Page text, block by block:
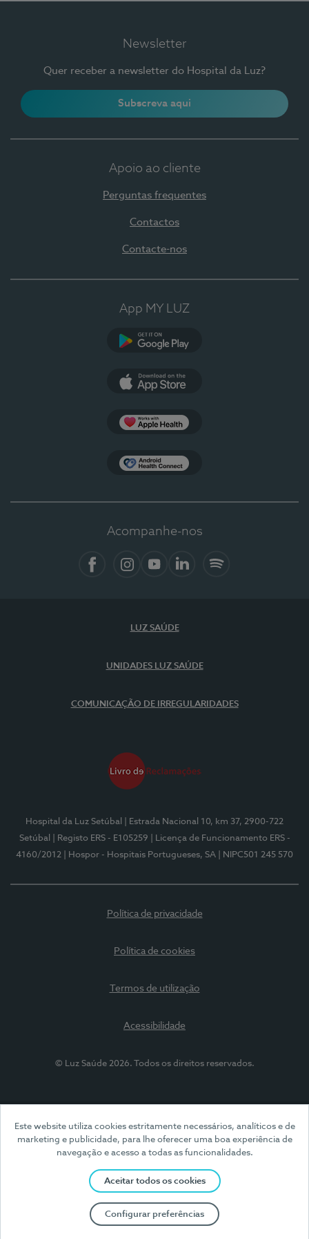
Este website utiliza cookies estritamente necessários, analíticos e de
marketing e publicidade, para lhe oferecer uma boa experiência de
navegação e acesso a todas as funcionalidades.
Aceitar todos os cookies
Configurar preferências
Newsletter
Quer receber a newsletter do Hospital da Luz?
Subscreva aqui
Apoio ao cliente
Perguntas frequentes
Contactos
Contacte-nos
App MY LUZ
Acompanhe-nos
LUZ SAÚDE
UNIDADES LUZ SAÚDE
COMUNICAÇÃO DE IRREGULARIDADES
Hospital da Luz Setúbal
| Estrada Nacional 10, km 37, 2900-722
Setúbal
| Registo ERS - E105259
| Licença de Funcionamento ERS -
4160/2012
| Hospor - Hospitais Portugueses, SA | NIPC501 245 570
Política de privacidade
Política de cookies
Termos de utilização
Acessibilidade
© Luz Saúde 2026. Todos os direitos reservados.